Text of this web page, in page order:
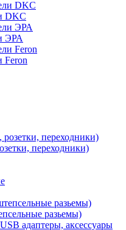
DKC
ЭРА
Feron
переходники)
разьемы)